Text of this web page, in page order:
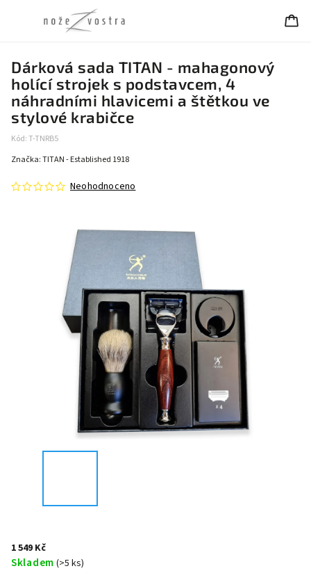
Dárková sada TITAN - mahagonový
holící strojek s podstavcem, 4
náhradními hlavicemi a štětkou ve
stylové krabičce
Kód:T-TNRB5
Neohodnoceno
Značka:TITAN - Established 1918
1 549 Kč
Skladem (>5 ks)